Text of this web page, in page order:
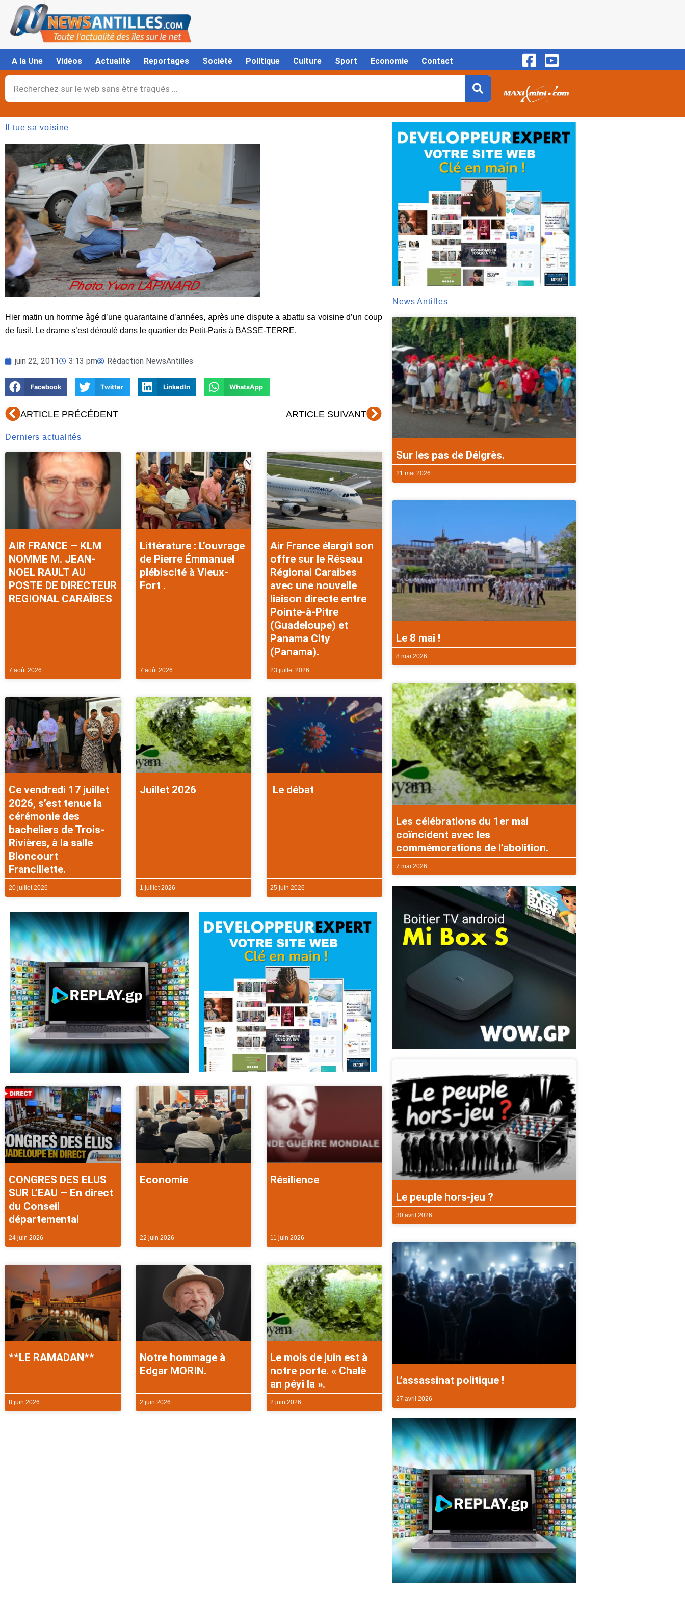
contenu
A la Une Vidéos Actualité Reportages Société Politique Culture Sport Economie Contact
Rechercher
Il tue sa voisine
Hier matin un homme âgé d’une quarantaine d’années, après une dispute a abattu sa voisine d’un coup
de fusil. Le drame s’est déroulé dans le quartier de Petit-Paris à BASSE-TERRE.
juin 22, 2011 3:13 pm Rédaction NewsAntilles
Facebook Twitter LinkedIn WhatsApp
Précédent
ARTICLE PRÉCÉDENT ARTICLE SUIVANTSuivant
Derniers actualités
AIR FRANCE – KLM
NOMME M. JEAN-
NOEL RAULT AU
POSTE DE DIRECTEUR
REGIONAL CARAÏBES
7 août 2026
Littérature : L’ouvrage
de Pierre Émmanuel
plébiscité à Vieux-
Fort .
7 août 2026
Air France élargit son
offre sur le Réseau
Régional Caraibes
avec une nouvelle
liaison directe entre
Pointe-à-Pitre
(Guadeloupe) et
Panama City
(Panama).
23 juillet 2026
Ce vendredi 17 juillet
2026, s’est tenue la
cérémonie des
bacheliers de Trois-
Rivières, à la salle
Bloncourt
Francillette.
20 juillet 2026
Juillet 2026
1 juillet 2026
Le débat
25 juin 2026
CONGRES DES ELUS
SUR L’EAU – En direct
du Conseil
départemental
24 juin 2026
Economie
22 juin 2026
Résilience
11 juin 2026
**LE RAMADAN**
8 juin 2026
Notre hommage à
Edgar MORIN.
2 juin 2026
Le mois de juin est à
notre porte. « Chalè
an péyi la ».
2 juin 2026
News Antilles
Sur les pas de Délgrès.
21 mai 2026
Le 8 mai !
8 mai 2026
Les célébrations du 1er mai
coïncident avec les
commémorations de l’abolition.
7 mai 2026
Le peuple hors-jeu ?
30 avril 2026
L’assassinat politique !
27 avril 2026